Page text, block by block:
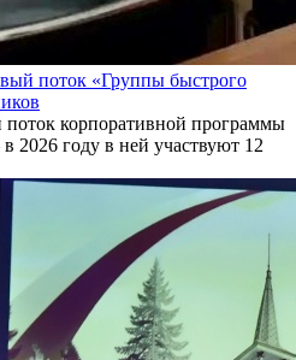
поток «Группы быстрого
поток корпоративной программы
2026 году в ней участвуют 12